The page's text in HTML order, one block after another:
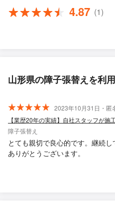
4.87 (1)
山形県の障子張替えを利
2023年10月31日・匿
【業歴20年の実績】自社スタッフが
障子張替え
とても親切で良心的です。継続し
ありがとうございます。